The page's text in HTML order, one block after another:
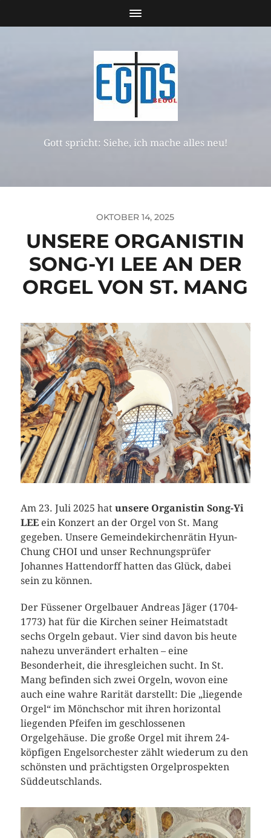
Gott spricht: Siehe, ich mache alles neu!
OKTOBER 14, 2025
UNSERE ORGANISTIN
SONG-YI LEE AN DER
ORGEL VON ST. MANG
Am 23. Juli 2025 hat unsere Organistin Song-Yi
LEEein Konzert an der Orgel von St. Mang
gegeben. Unsere Gemeindekirchenrätin Hyun-
Chung CHOI und unser Rechnungsprüfer
Johannes Hattendorff hatten das Glück, dabei
sein zu können.
Der Füssener Orgelbauer Andreas Jäger (1704-
1773) hat für die Kirchen seiner Heimatstadt
sechs Orgeln gebaut. Vier sind davon bis heute
nahezu unverändert erhalten – eine
Besonderheit, die ihresgleichen sucht. In St.
Mang befinden sich zwei Orgeln, wovon eine
auch eine wahre Rarität darstellt: Die „liegende
Orgel“ im Mönchschor mit ihren horizontal
liegenden Pfeifen im geschlossenen
Orgelgehäuse. Die große Orgel mit ihrem 24-
köpfigen Engelsorchester zählt wiederum zu den
schönsten und prächtigsten Orgelprospekten
Süddeutschlands.